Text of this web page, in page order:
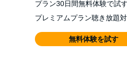
プラン30日間無料体験で試す
プレミアムプラン聴き放題
無料体験を試す